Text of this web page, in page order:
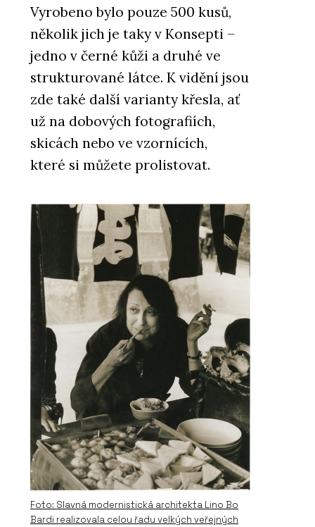
Vyrobeno bylo pouze 500 kusů,
několik jich je taky v Konsepti –
jedno v černé kůži a druhé ve
strukturované látce. K vidění jsou
zde také další varianty křesla, ať
už na dobových fotografiích,
skicách nebo ve vzornících,
které si můžete prolistovat.
Foto: Slavná modernistická architekta Lino Bo
Bardi realizovala celou řadu velkých veřejných